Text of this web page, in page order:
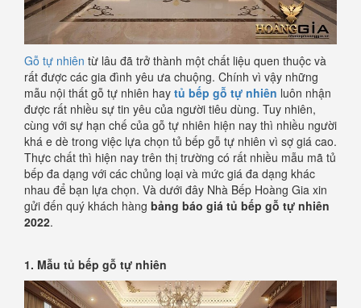
Gỗ tự nhiên từ lâu đã trở thành một chất liệu quen thuộc và
rất được các gia đình yêu ưa chuộng. Chính vì vậy những
mẫu nội thất gỗ tự nhiên hay tủ bếp gỗ tự nhiên luôn nhận
được rất nhiều sự tin yêu của người tiêu dùng. Tuy nhiên,
cùng với sự hạn chế của gỗ tự nhiên hiện nay thì nhiều người
khá e dè trong việc lựa chọn tủ bếp gỗ tự nhiên vì sợ giá cao.
Thực chất thì hiện nay trên thị trường có rất nhiều mẫu mã tủ
bếp đa dạng với các chủng loại và mức giá đa dạng khác
nhau để bạn lựa chọn. Và dưới đây Nhà Bếp Hoàng Gia xin
gửi đến quý khách hàng bảng báo giá tủ bếp gỗ tự nhiên
2022.
1. Mẫu tủ bếp gỗ tự nhiên